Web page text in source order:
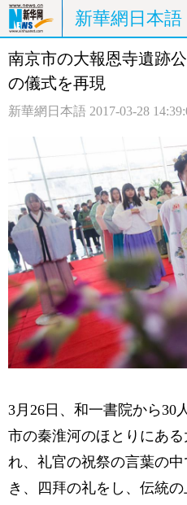
新華網日本語
ホームページ 政
評
中日対訳
南京市の大報恩寺遺跡
の儀式を再現
新華網日本語 2017-03-28
3月26日、和一書院から30
市の秦淮河のほとりにあ
れ、礼官の祝祭の言葉の
き、四拜の礼をし、伝統